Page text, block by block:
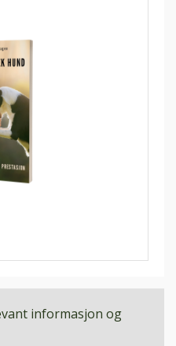
informasjon og